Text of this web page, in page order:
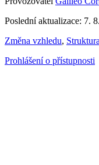
Poslední aktualizace: 7.
Změna vzhledu,
Prohlášení o přístupnosti